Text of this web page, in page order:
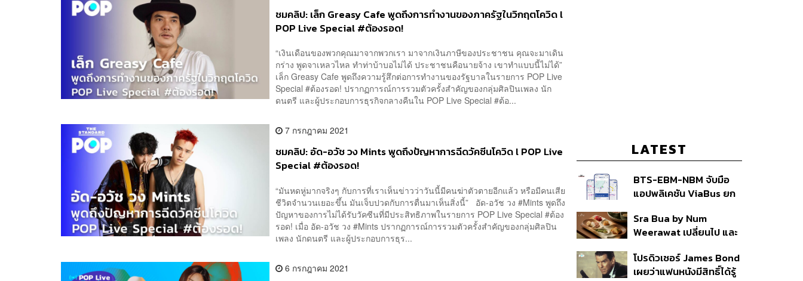
ชมคลิป: เล็ก Greasy Cafe พูดถึงการทำงานของภาครัฐในวิกฤตโควิด l
POP Live Special #ต้องรอด!
“เงินเดือนของพวกคุณมาจากพวกเรา มาจากเงินภาษีของประชาชน คุณจะมาเดิน
กร่าง พูดจาเหลวไหล ทำท่าบ้าบอไม่ได้ ประชาชนคือนายจ้าง เขาทำแบบนี้ไม่ได้”
เล็ก Greasy Cafe พูดถึงความรู้สึกต่อการทำงานของรัฐบาลในรายการ POP Live
Special #ต้องรอด! ปรากฏการณ์การรวมตัวครั้งสำคัญของกลุ่มศิลปินเพลง นัก
ดนตรี และผู้ประกอบการธุรกิจกลางคืนใน POP Live Special #ต้อ...
7 กรกฎาคม 2021
ชมคลิป: อัด-อวัช วง Mints พูดถึงปัญหาการฉีดวัคซีนโควิด l POP Live
Special #ต้องรอด!
“มันหดหู่มากจริงๆ กับการที่เราเห็นข่าวว่าวันนี้มีคนฆ่าตัวตายอีกแล้ว หรือมีคนเสีย
ชีวิตจำนวนเยอะขึ้น มันเจ็บปวดกับการตื่นมาเห็นสิ่งนี้” อัด-อวัช วง #Mints พูดถึง
ปัญหาของการไม่ได้รับวัคซีนที่มีประสิทธิภาพในรายการ POP Live Special #ต้อง
รอด! เมื่อ อัด-อวัช วง #Mints ปรากฏการณ์การรวมตัวครั้งสำคัญของกลุ่มศิลปิน
เพลง นักดนตรี และผู้ประกอบการธุร...
6 กรกฎาคม 2021
LATEST
BTS-EBM-NBM จับมือ
แอปพลิเคชัน ViaBus ยก
รถไฟฟ้า 3 สายแบบเรียล
ไทม์
Sra Bua by Num
Weerawat เปลี่ยนไป และ
ไปอีกครั้ง
โปรดิวเซอร์ James Bond
เผยว่าแฟนหนังมีสิทธิ์ได้รู้